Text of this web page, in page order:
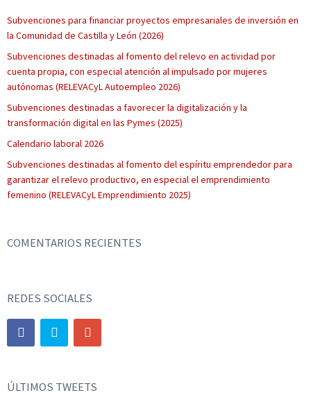
Subvenciones para financiar proyectos empresariales de inversión en
la Comunidad de Castilla y León (2026)
Subvenciones destinadas al fomento del relevo en actividad por
cuenta propia, con especial atención al impulsado por mujeres
autónomas (RELEVACyL Autoempleo 2026)
Subvenciones destinadas a favorecer la digitalización y la
transformación digital en las Pymes (2025)
Calendario laboral 2026
Subvenciones destinadas al fomento del espíritu emprendedor para
garantizar el relevo productivo, en especial el emprendimiento
femenino (RELEVACyL Emprendimiento 2025)
COMENTARIOS RECIENTES
REDES SOCIALES
ÚLTIMOS TWEETS